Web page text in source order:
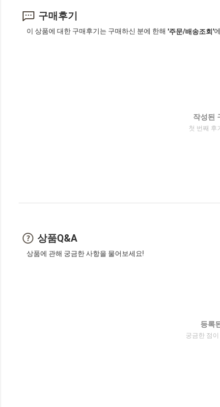
구매후기
이 상품에 대한 구매후기는 구매하신 분에 한해 '주문/배송조회'
작성된
첫 번째 후
상품Q&A
상품에 관해 궁금한 사항을 물어보세요!
등록
궁금한 점